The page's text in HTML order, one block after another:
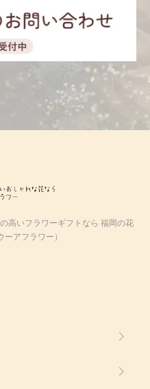
高いフラワーギフトなら 福岡の花
アフラワー）